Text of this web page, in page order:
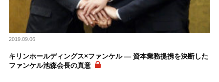
2019.09.06
キリンホールディングス×ファンケル ― 資本業務提携を決断した
ファンケル池森会長の真意